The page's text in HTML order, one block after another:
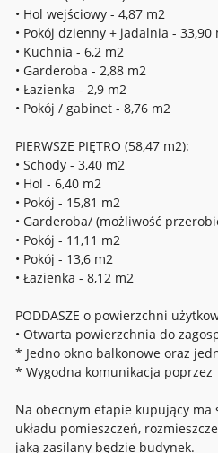
• Hol wejściowy - 4,87 m2
• Pokój dzienny + jadalnia - 33,90
• Kuchnia - 6,2 m2
• Garderoba - 2,88 m2
• Łazienka - 2,9 m2
• Pokój / gabinet - 8,76 m2
PIERWSZE PIĘTRO (58,47 m2):
• Schody - 3,40 m2
• Hol - 6,40 m2
• Pokój - 15,81 m2
• Garderoba/ (możliwość
• Pokój - 11,11 m2
• Pokój - 13,6 m2
• Łazienka - 8,12 m2
PODDASZE o powierzchni
• Otwarta powierzchnia do
* Jedno okno balkonowe oraz
* Wygodna komunikacja
Na obecnym etapie kupujący
układu pomieszczeń,
jaką zasilany będzie budynek.